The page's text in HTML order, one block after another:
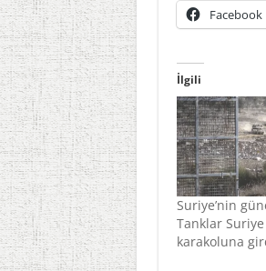
Facebook
İlgili
Suriye’nin
Tanklar
karakoluna